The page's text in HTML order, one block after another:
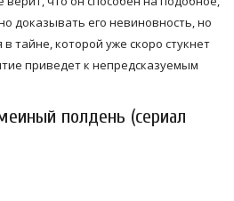
доказывать его невиновность, но
в тайне, которой уже скоро стукнет
приведет к непредсказуемым
полдень (сериал